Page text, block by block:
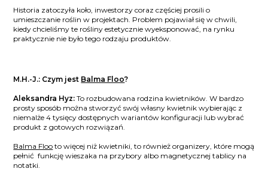
Historia zatoczyła koło, inwestorzy coraz częściej prosili o
umieszczanie roślin w projektach. Problem pojawiał się w chwili,
kiedy chcieliśmy te rośliny estetycznie wyeksponować, na rynku
praktycznie nie było tego rodzaju produktów.
M.H.-J.: Czym jest Balma Floo?
Aleksandra Hyz: To rozbudowana rodzina kwietników. W bardzo
prosty sposób można stworzyć swój własny kwietnik wybierając z
niemalże 4 tysięcy dostępnych wariantów konfiguracji lub wybrać
produkt z gotowych rozwiązań.
Balma Floo to więcej niż kwietniki, to również organizery, które mogą
pełnić funkcję wieszaka na przybory albo magnetycznej tablicy na
notatki.